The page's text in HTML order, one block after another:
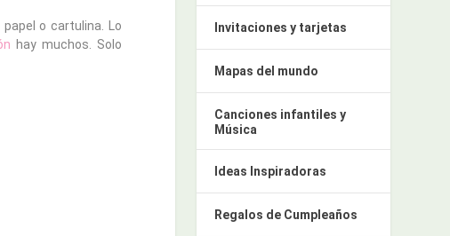
o cartulina. Lo
hay muchos. Solo
Invitaciones y tarjetas
Mapas del mundo
Canciones infantiles y
Música
Ideas Inspiradoras
Regalos de Cumpleaños